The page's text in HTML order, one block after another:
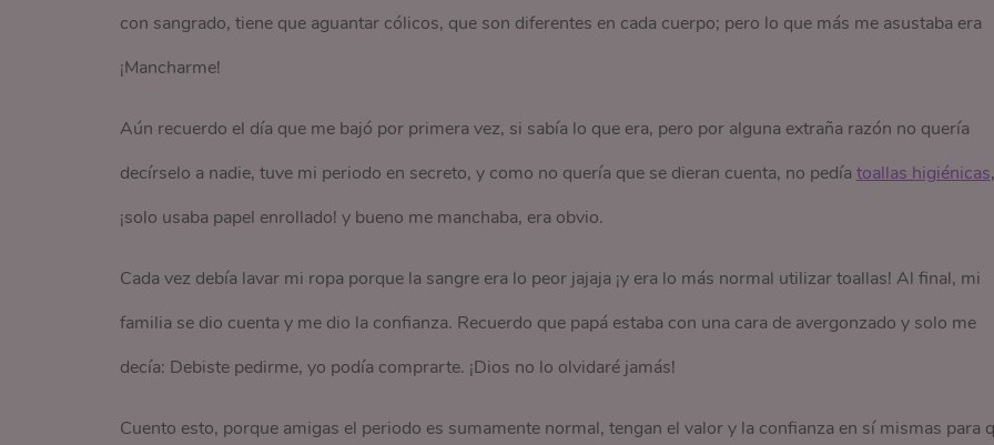
con sangrado, tiene que aguantar cólicos, que son diferentes en cada cuerpo; pero lo que más me asustaba era
¡Mancharme!
Aún recuerdo el día que me bajó por primera vez, si sabía lo que era, pero por alguna extraña razón no quería
decírselo a nadie, tuve mi periodo en secreto, y como no quería que se dieran cuenta, no pedía toallas higiénicas,
¡solo usaba papel enrollado! y bueno me manchaba, era obvio.
Cada vez debía lavar mi ropa porque la sangre era lo peor jajaja ¡y era lo más normal utilizar toallas! Al final, mi
familia se dio cuenta y me dio la confianza. Recuerdo que papá estaba con una cara de avergonzado y solo me
decía: Debiste pedirme, yo podía comprarte. ¡Dios no lo olvidaré jamás!
Cuento esto, porque amigas el periodo es sumamente normal, tengan el valor y la confianza en sí mismas para